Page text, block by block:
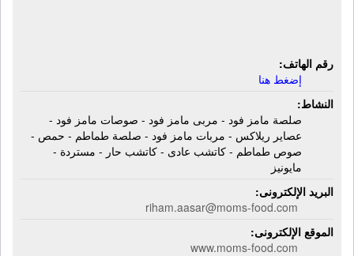
رقم الهاتف:
إضغط هنا
النشاط:
صلصة مامز فود - مربى مامز فود - صوصات مامز فود -
عصاير ريلاكس - مربات مامز فود - صلصة طماطم - حمص -
صوص طماطم - كاتشب عادى - كاتشب حار - مستردة -
مايونيز
البريد الإلكترونى:
riham.aasar@moms-food.com
الموقع الإلكترونى:
www.moms-food.com